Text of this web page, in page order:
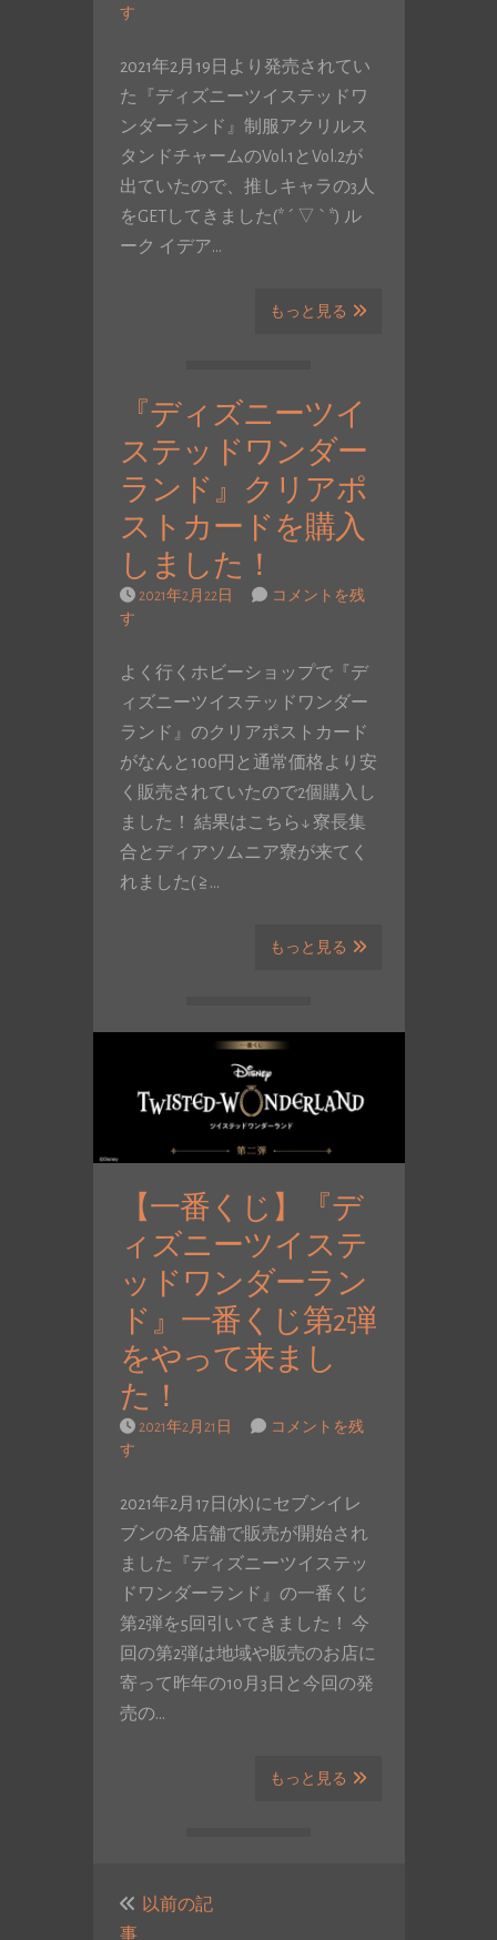
す
2021年2月19日より発売されてい
た『ディズニーツイステッドワ
ンダーランド』制服アクリルス
タンドチャームのVol.1とVol.2が
出ていたので、推しキャラの3人
をGETしてきました(* ´ ▽ ` *) ル
ーク イデア…
もっと見る
『ディズニーツイ
ステッドワンダー
ランド』クリアポ
ストカードを購入
しました！
2021年2月22日
コメントを残
す
よく行くホビーショップで『デ
ィズニーツイステッドワンダー
ランド』のクリアポストカード
がなんと100円と通常価格より安
く販売されていたので2個購入し
ました！ 結果はこちら↓ 寮長集
合とディアソムニア寮が来てく
れました( ≧…
もっと見る
【一番くじ】『デ
ィズニーツイステ
ッドワンダーラン
ド』一番くじ第2弾
をやって来まし
た！
2021年2月21日
コメントを残
す
2021年2月17日(水)にセブンイレ
ブンの各店舗で販売が開始され
ました『ディズニーツイステッ
ドワンダーランド』の一番くじ
第2弾を5回引いてきました！ 今
回の第2弾は地域や販売のお店に
寄って昨年の10月3日と今回の発
売の…
もっと見る
以前の記
事